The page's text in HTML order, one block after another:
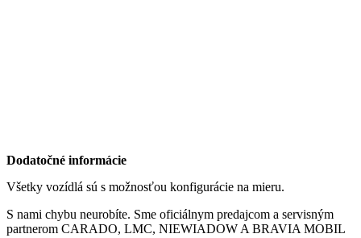
Dodatočné informácie
Všetky vozídlá sú s možnosťou konfigurácie na mieru.
S nami chybu neurobíte. Sme oficiálnym predajcom a servisným
partnerom CARADO, LMC, NIEWIADOW A BRAVIA MOBIL